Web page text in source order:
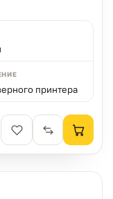
принтера